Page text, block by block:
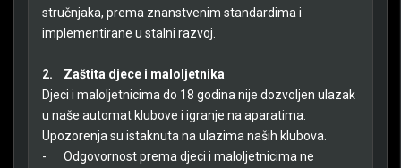
stručnjaka, prema znanstvenim standardima i
implementirane u stalni razvoj.
2.
Zaštita djece i maloljetnika
Djeci i maloljetnicima do 18 godina nije dozvoljen ulazak
u naše automat klubove i igranje na aparatima.
Upozorenja su istaknuta na ulazima naših klubova.
-
Odgovornost prema djeci i maloljetnicima ne